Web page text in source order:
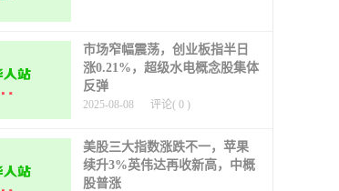
市场窄幅震荡，创业板指半日
涨0.21%，超级水电概念股集体
反弹
2025-08-08 评论( 0 )
美股三大指数涨跌不一，苹果
续升3%英伟达再收新高，中概
股普涨